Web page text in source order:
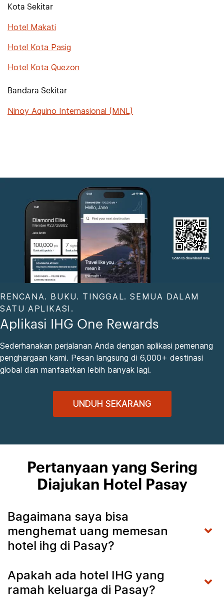
Kota Sekitar
Hotel Makati
Hotel Kota Pasig
Hotel Kota Quezon
Bandara Sekitar
Ninoy Aquino Internasional (MNL)
RENCANA. BUKU. TINGGAL. SEMUA DALAM
SATU APLIKASI.
Aplikasi IHG One Rewards
Sederhanakan perjalanan Anda dengan aplikasi pemenang
penghargaan kami. Pesan langsung di 6,000+ destinasi
global dan manfaatkan lebih banyak lagi.
UNDUH SEKARANG
Pertanyaan yang Sering
Diajukan Hotel Pasay
Bagaimana saya bisa
menghemat uang memesan
hotel ihg di Pasay?
Apakah ada hotel IHG yang
ramah keluarga di Pasay?